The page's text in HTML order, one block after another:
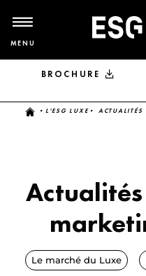
Le marché du Luxe
MENU
BROCHURE
Vous êtes ici
• L'ESG LUXE• ACTUALITÉS